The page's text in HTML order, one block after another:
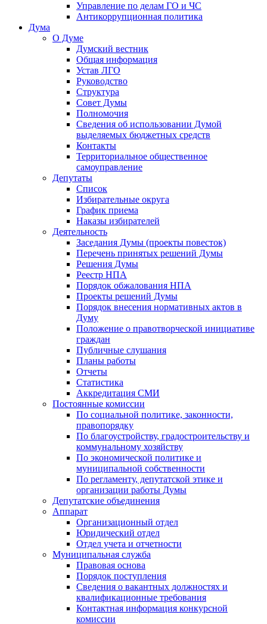
Управление по делам ГО и ЧС
Антикоррупционная политика
Дума
О Думе
Думский вестник
Общая информация
Устав ЛГО
Руководство
Структура
Совет Думы
Полномочия
Сведения об использовании Думой
выделяемых бюджетных средств
Контакты
Территориальное общественное
самоуправление
Депутаты
Список
Избирательные округа
График приема
Наказы избирателей
Деятельность
Заседания Думы (проекты повесток)
Перечень принятых решений Думы
Решения Думы
Реестр НПА
Порядок обжалования НПА
Проекты решений Думы
Порядок внесения нормативных актов в
Думу
Положение о правотворческой инициативе
граждан
Публичные слушания
Планы работы
Отчеты
Статистика
Аккредитация СМИ
Постоянные комиссии
По социальной политике, законности,
правопорядку
По благоустройству, градостроительству и
коммунальному хозяйству
По экономической политике и
муниципальной собственности
По регламенту, депутатской этике и
организации работы Думы
Депутатские объединения
Аппарат
Организационный отдел
Юридический отдел
Отдел учета и отчетности
Муниципальная служба
Правовая основа
Порядок поступления
Сведения о вакантных должностях и
квалификационные требования
Контактная информация конкурсной
комиссии